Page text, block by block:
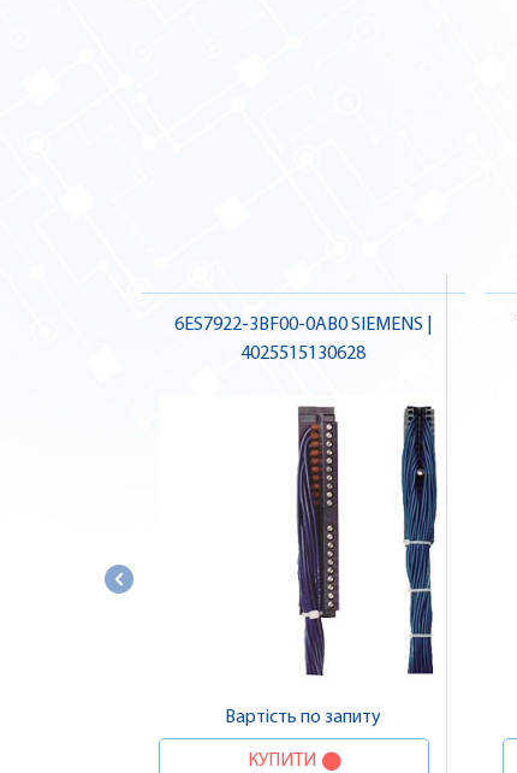
6ES7922-3BF00-0AB0 SIEMENS |
4025515130628
Вартість по запиту
КУПИТИ